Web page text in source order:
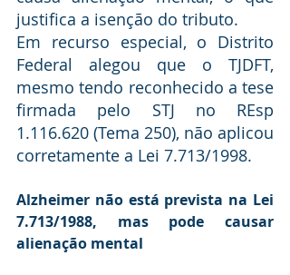
justifica a isenção do tributo.
Em recurso especial, o Distrito
Federal alegou que o TJDFT,
mesmo tendo reconhecido a tese
firmada pelo STJ no REsp
1.116.620 (Tema 250), não aplicou
corretamente a Lei 7.713/1998.
Alzheimer não está prevista na Lei
7.713/1988, mas pode causar
alienação mental